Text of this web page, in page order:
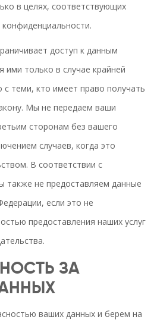
в целях, соответствующих
доступ к данным
ими только в случае крайней
теми, кто имеет право получать
Мы не передаем ваши
сторонам без вашего
случаев, когда это
В соответствии с
также не предоставляем данные
если это не
предоставления наших услуг
ЗА
ваших данных и берем на